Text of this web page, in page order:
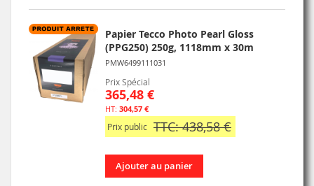
Papier Tecco Photo Pearl Gloss
(PPG250) 250g, 1118mm x 30m
PMW6499111031
Prix Spécial
365,48 €
304,57 €
Prix public TTC: 438,58 €
Ajouter au panier